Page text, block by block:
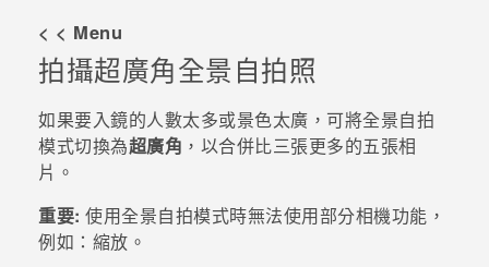
配件
優惠專區
校園專案
銷售通路
支援服務
< < Menu
拍攝超廣角全景自拍照
如果要入鏡的人數太多或景色太廣，可將全景自拍
模式切換為超廣角 ，以合併比三張更多的五張相
片。
重要: 使用全景自拍模式時無法使用部分相機功能，
例如：縮放。